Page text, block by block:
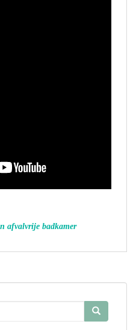
afvalvrije badkamer